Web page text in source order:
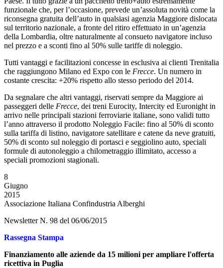
funzionale che, per l’occasione, prevede un’assoluta novità come la
riconsegna gratuita dell’auto in qualsiasi agenzia Maggiore dislocata
sul territorio nazionale, a fronte del ritiro effettuato in un’agenzia
della Lombardia, oltre naturalmente al consueto navigatore incluso
nel prezzo e a sconti fino al 50% sulle tariffe di noleggio.
Tutti vantaggi e facilitazioni concesse in esclusiva ai clienti Trenitalia
che raggiungono Milano ed Expo con le Frecce. Un numero in
costante crescita: +20% rispetto allo stesso periodo del 2014.
Da segnalare che altri vantaggi, riservati sempre da Maggiore ai
passeggeri delle Frecce, dei treni Eurocity, Intercity ed Euronight in
arrivo nelle principali stazioni ferroviarie italiane, sono validi tutto
l’anno attraverso il prodotto Noleggio Facile: fino al 50% di sconto
sulla tariffa di listino, navigatore satellitare e catene da neve gratuiti,
50% di sconto sul noleggio di portasci e seggiolino auto, speciali
formule di autonoleggio a chilometraggio illimitato, accesso a
speciali promozioni stagionali.
8
Giugno
2015
Associazione Italiana Confindustria Alberghi
Newsletter N. 98 del 06/06/2015
Rassegna Stampa
Finanziamento alle aziende da 15 milioni per ampliare l'offerta
ricettiva in Puglia